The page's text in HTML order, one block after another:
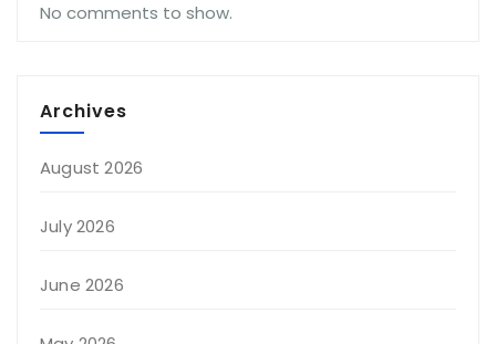
No comments to show.
Archives
August 2026
July 2026
June 2026